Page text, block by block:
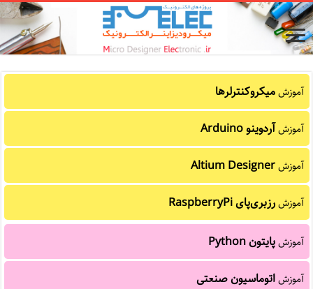
آموزشمیکروکنترلرها
آموزشآردوینو Arduino
آموزشAltium Designer
آموزشرزبری‌پای RaspberryPi
آموزشپایتون Python
آموزشاتوماسیون صنعتی